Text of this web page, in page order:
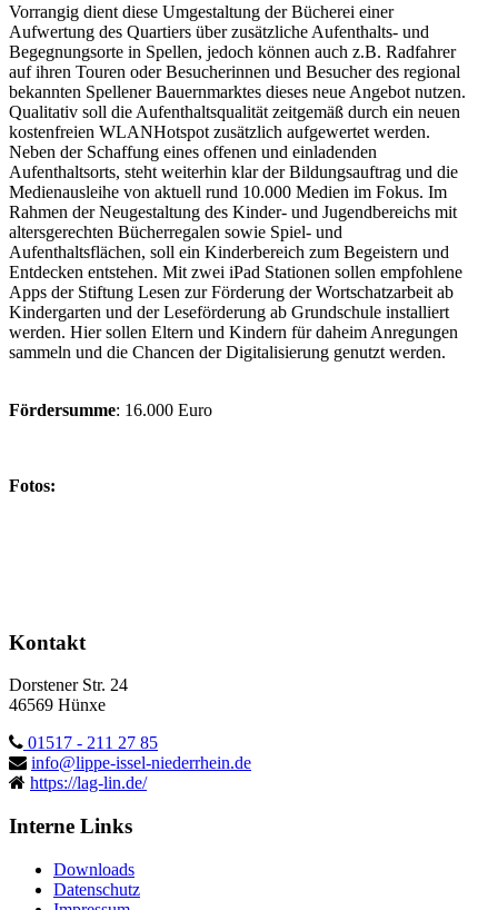
Vorrangig dient diese Umgestaltung der Bücherei einer
Aufwertung des Quartiers über zusätzliche Aufenthalts- und
Begegnungsorte in Spellen, jedoch können auch z.B. Radfahrer
auf ihren Touren oder Besucherinnen und Besucher des regional
bekannten Spellener Bauernmarktes dieses neue Angebot nutzen.
Qualitativ soll die Aufenthaltsqualität zeitgemäß durch ein neuen
kostenfreien WLANHotspot zusätzlich aufgewertet werden.
Neben der Schaffung eines offenen und einladenden
Aufenthaltsorts, steht weiterhin klar der Bildungsauftrag und die
Medienausleihe von aktuell rund 10.000 Medien im Fokus. Im
Rahmen der Neugestaltung des Kinder- und Jugendbereichs mit
altersgerechten Bücherregalen sowie Spiel- und
Aufenthaltsflächen, soll ein Kinderbereich zum Begeistern und
Entdecken entstehen. Mit zwei iPad Stationen sollen empfohlene
Apps der Stiftung Lesen zur Förderung der Wortschatzarbeit ab
Kindergarten und der Leseförderung ab Grundschule installiert
werden. Hier sollen Eltern und Kindern für daheim Anregungen
sammeln und die Chancen der Digitalisierung genutzt werden.
Fördersumme: 16.000 Euro
Fotos:
Kontakt
Dorstener Str. 24
46569 Hünxe
01517 - 211 27 85
info@lippe-issel-niederrhein.de
https://lag-lin.de/
Interne Links
Downloads
Datenschutz